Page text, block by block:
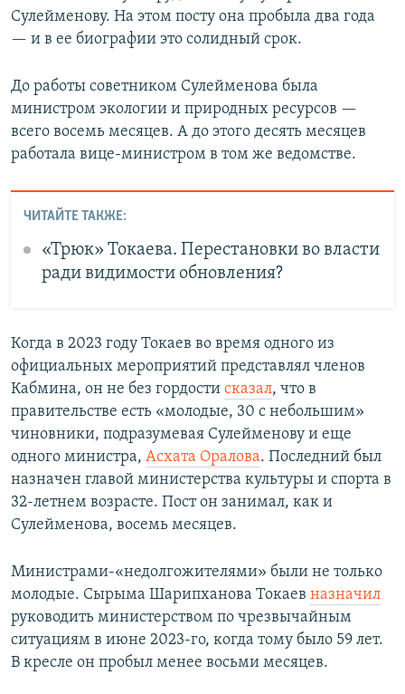
Сулейменову. На этом посту она пробыла два года
— и в ее биографии это солидный срок.
До работы советником Сулейменова была
министром экологии и природных ресурсов —
всего восемь месяцев. А до этого десять месяцев
работала вице-министром в том же ведомстве.
ЧИТАЙТЕ ТАКЖЕ:
«Трюк» Токаева. Перестановки во власти
ради видимости обновления?
Когда в 2023 году Токаев во время одного из
официальных мероприятий представлял членов
Кабмина, он не без гордости сказал, что в
правительстве есть «молодые, 30 с небольшим»
чиновники, подразумевая Сулейменову и еще
одного министра, Асхата Оралова. Последний был
назначен главой министерства культуры и спорта в
32-летнем возрасте. Пост он занимал, как и
Сулейменова, восемь месяцев.
Министрами-«недолгожителями» были не только
молодые. Сырыма Шарипханова Токаев назначил
руководить министерством по чрезвычайным
ситуациям в июне 2023-го, когда тому было 59 лет.
В кресле он пробыл менее восьми месяцев.